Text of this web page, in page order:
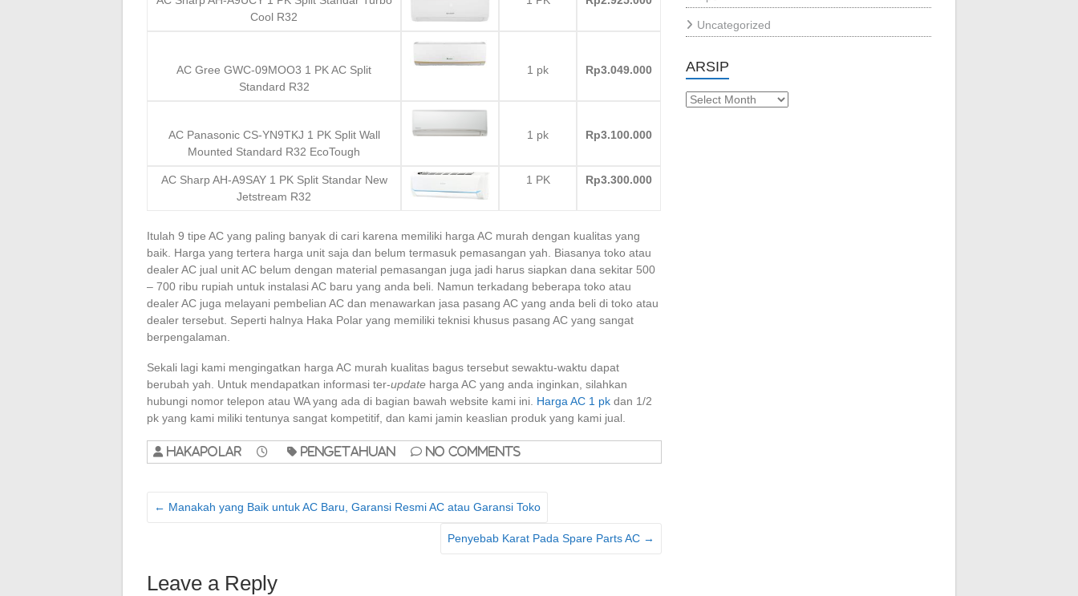
Cool R32
AC Gree GWC-09MOO3 1 PK AC Split
Standard R32
1 pk Rp3.049.000
AC Panasonic CS-YN9TKJ 1 PK Split Wall
Mounted Standard R32 EcoTough
1 pk Rp3.100.000
AC Sharp AH-A9SAY 1 PK Split Standar New
Jetstream R32
1 PK Rp3.300.000
Itulah 9 tipe AC yang paling banyak di cari karena memiliki harga AC murah dengan kualitas yang
baik. Harga yang tertera harga unit saja dan belum termasuk pemasangan yah. Biasanya toko atau
dealer AC jual unit AC belum dengan material pemasangan juga jadi harus siapkan dana sekitar 500
– 700 ribu rupiah untuk instalasi AC baru yang anda beli. Namun terkadang beberapa toko atau
dealer AC juga melayani pembelian AC dan menawarkan jasa pasang AC yang anda beli di toko atau
dealer tersebut. Seperti halnya Haka Polar yang memiliki teknisi khusus pasang AC yang sangat
berpengalaman.
Sekali lagi kami mengingatkan harga AC murah kualitas bagus tersebut sewaktu-waktu dapat
berubah yah. Untuk mendapatkan informasi ter-update harga AC yang anda inginkan, silahkan
hubungi nomor telepon atau WA yang ada di bagian bawah website kami ini. Harga AC 1 pk dan 1/2
pk yang kami miliki tentunya sangat kompetitif, dan kami jamin keaslian produk yang kami jual.
hakapolar pengetahuan No Comments
← Manakah yang Baik untuk AC Baru, Garansi Resmi AC atau Garansi Toko
Penyebab Karat Pada Spare Parts AC →
Leave a Reply
Uncategorized
ARSIP
Arsip